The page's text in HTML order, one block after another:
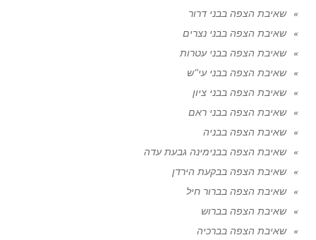
שאיבת הצפה בבני דרור
שאיבת הצפה בבני נצרים
שאיבת הצפה בבני עטרות
שאיבת הצפה בבני עי"ש
שאיבת הצפה בבני ציון
שאיבת הצפה בבני ראם
שאיבת הצפה בבניה
שאיבת הצפה בבנימינה גבעת עדה
שאיבת הצפה בבקעת הירדן
שאיבת הצפה בברור חיל
שאיבת הצפה בברוש
שאיבת הצפה בברכיה